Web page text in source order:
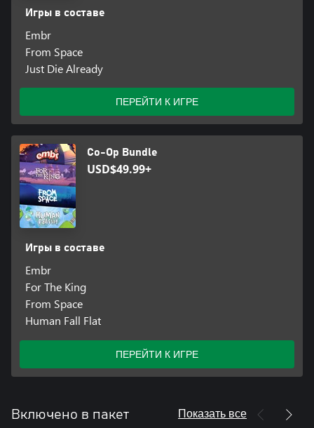
Игры в составе
Embr
From Space
Just Die Already
ПЕРЕЙТИ К ИГРЕ
Co-Op Bundle
USD$49.99+
Игры в составе
Embr
For The King
From Space
Human Fall Flat
ПЕРЕЙТИ К ИГРЕ
Включено в пакет Показать все